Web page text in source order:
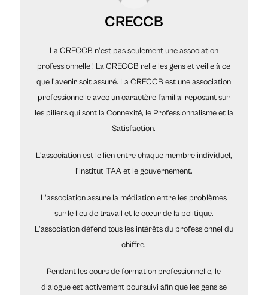
CRECCB
La CRECCB n'est pas seulement une association
professionnelle ! La CRECCB relie les gens et veille à ce
que l'avenir soit assuré. La CRECCB est une association
professionnelle avec un caractère familial reposant sur
les piliers qui sont la Connexité, le Professionnalisme et la
Satisfaction.
L'association est le lien entre chaque membre individuel,
l'institut ITAA et le gouvernement.
L'association assure la médiation entre les problèmes
sur le lieu de travail et le cœur de la politique.
L'association défend tous les intérêts du professionnel du
chiffre.
Pendant les cours de formation professionnelle, le
dialogue est activement poursuivi afin que les gens se